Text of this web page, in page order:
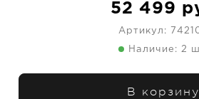
52 499
Артикул:
Наличие: 2
В корзину